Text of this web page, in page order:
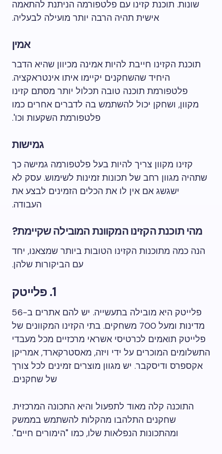
שונות. תוכנת קזינו עם פלטפורמה הניתנת להתאמה
אישית תהיה הרבה יותר מועילה לבעליה.
אמין
תוכנת הקזינו חייבת להיות אמינה מכיוון שהיא הדבר
היחיד שהשחקנים יקיימו איתו אינטראקציה.
פלטפורמת תוכנה טובה תכלול יותר מסתם קזינו
מקוון, ושחקן יכול להשתמש בה לדברים אחרים כמו
פלטפורמת השקעות וכו'.
גמישות
קזינו מקוון צריך להיות בעל פלטפורמה גמישה כך
שתהיה מגוון רחב של תכונות זמינות לשימוש. עסק לא
ישגשג אם אין לו את הכלים הזמינים לבצע את
העבודה.
מהי תוכנת הקזינו המקוונת המובילה שקיימת?
הנה כמה מתוכנות הקזינו הטובות ביותר שמצאנו, יחד
עם הביקורות שלהן.
1. פלייטק
פלייטק היא מובילה בתעשייה. יש להם אתרים ב-56
מדינות ומעל 700 משחקים. בתי הקזינו המקוונים של
פלייטק תואמים לכרטיסי אשראי מרכזיים מכל מעבדי
התשלומים המוכרים על ידי ויזה, מאסטרקארד, אמריקן
אקספרס ודיסקבר. יש מגוון מוצרים זמינים לכל צורך
של שחקנים.
התוכנה קלה מאוד לתפעול והיא התכונה המרכזית.
שחקנים התלהבו מהקלות להשתמש בממשק
ומהתכונות הנפלאות שלו, כמו "הימורים חיים".